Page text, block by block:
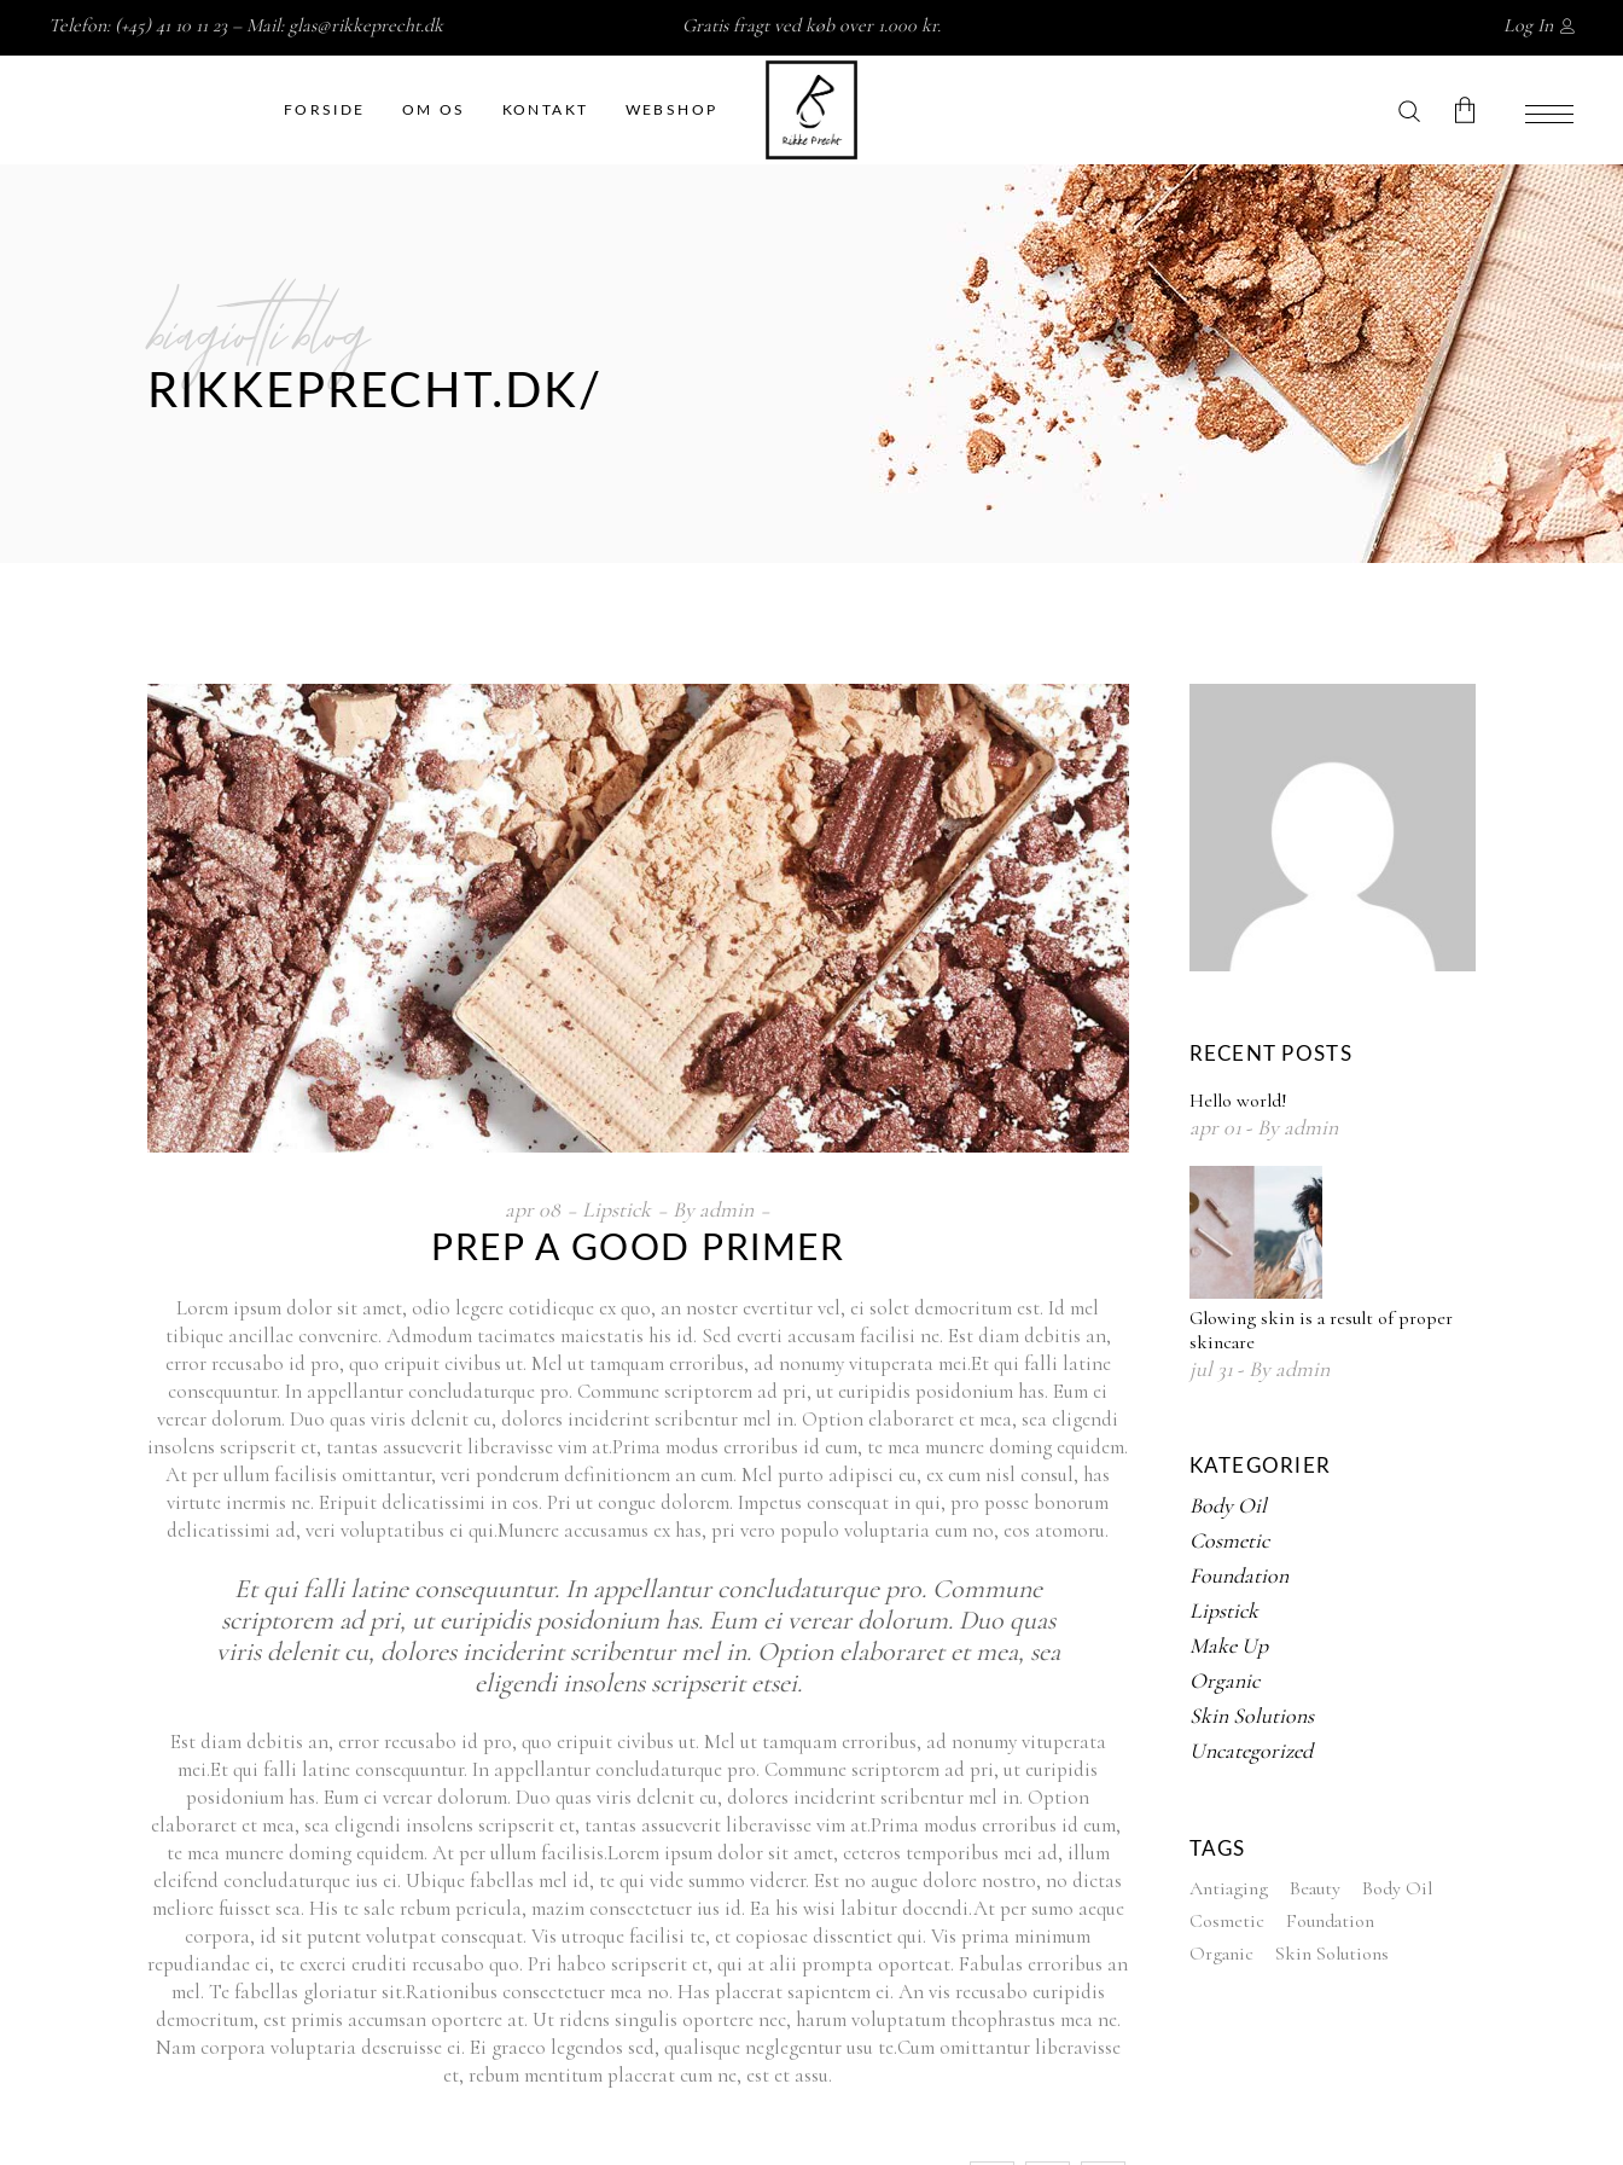
Telefon: (+45) 41 10 11 23 – Mail: glas@rikkeprecht.dk Gratis fragt ved køb over 1.000 kr. Log In
FORSIDE OM OS KONTAKT WEBSHOP
No products in the cart.
biagiotti blog
RIKKEPRECHT.DK/
apr 08 Lipstick Byadmin
PREP A GOOD PRIMER
Lorem ipsum dolor sit amet, odio legere cotidieque ex quo, an noster evertitur vel, ei solet democritum est. Id mel
tibique ancillae convenire. Admodum tacimates maiestatis his id. Sed everti accusam facilisi ne. Est diam debitis an,
error recusabo id pro, quo eripuit civibus ut. Mel ut tamquam erroribus, ad nonumy vituperata mei.Et qui falli latine
consequuntur. In appellantur concludaturque pro. Commune scriptorem ad pri, ut euripidis posidonium has. Eum ei
verear dolorum. Duo quas viris delenit cu, dolores inciderint scribentur mel in. Option elaboraret et mea, sea eligendi
insolens scripserit et, tantas assueverit liberavisse vim at.Prima modus erroribus id eum, te mea munere doming equidem.
At per ullum facilisis omittantur, veri ponderum definitionem an eum. Mel purto adipisci eu, ex eum nisl consul, has
virtute inermis ne. Eripuit delicatissimi in eos. Pri ut congue dolorem. Impetus consequat in qui, pro posse bonorum
delicatissimi ad, veri voluptatibus ei qui.Munere accusamus ex has, pri vero populo voluptaria eum no, eos atomoru.
Et qui falli latine consequuntur. In appellantur concludaturque pro. Commune
scriptorem ad pri, ut euripidis posidonium has. Eum ei verear dolorum. Duo quas
viris delenit cu, dolores inciderint scribentur mel in. Option elaboraret et mea, sea
eligendi insolens scripserit etsei.
Est diam debitis an, error recusabo id pro, quo eripuit civibus ut. Mel ut tamquam erroribus, ad nonumy vituperata
mei.Et qui falli latine consequuntur. In appellantur concludaturque pro. Commune scriptorem ad pri, ut euripidis
posidonium has. Eum ei verear dolorum. Duo quas viris delenit cu, dolores inciderint scribentur mel in. Option
elaboraret et mea, sea eligendi insolens scripserit et, tantas assueverit liberavisse vim at.Prima modus erroribus id eum,
te mea munere doming equidem. At per ullum facilisis.Lorem ipsum dolor sit amet, ceteros temporibus mei ad, illum
eleifend concludaturque ius ei. Ubique fabellas mel id, te qui vide summo viderer. Est no augue dolore nostro, no dictas
meliore fuisset sea. His te sale rebum pericula, mazim consectetuer ius id. Ea his wisi labitur docendi.At per sumo aeque
corpora, id sit putent volutpat consequat. Vis utroque facilisi te, et copiosae dissentiet qui. Vis prima minimum
repudiandae ei, te exerci eruditi recusabo quo. Pri habeo scripserit et, qui at alii prompta oporteat. Fabulas erroribus an
mel. Te fabellas gloriatur sit.Rationibus consectetuer mea no. Has placerat sapientem ei. An vis recusabo euripidis
democritum, est primis accumsan oportere at. Ut ridens singulis oportere nec, harum voluptatum theophrastus mea ne.
Nam corpora voluptaria deseruisse ei. Ei graeco legendos sed, qualisque neglegentur usu te.Cum omittantur liberavisse
et, rebum mentitum placerat cum ne, est et assu.
RECENT POSTS
Hello world!
apr 01 Byadmin
Glowing skin is a result of proper
skincare
jul 31 Byadmin
KATEGORIER
Body Oil
Cosmetic
Foundation
Lipstick
Make Up
Organic
Skin Solutions
Uncategorized
TAGS
Antiaging Beauty
Body Oil
Cosmetic
Foundation
Organic
Skin Solutions